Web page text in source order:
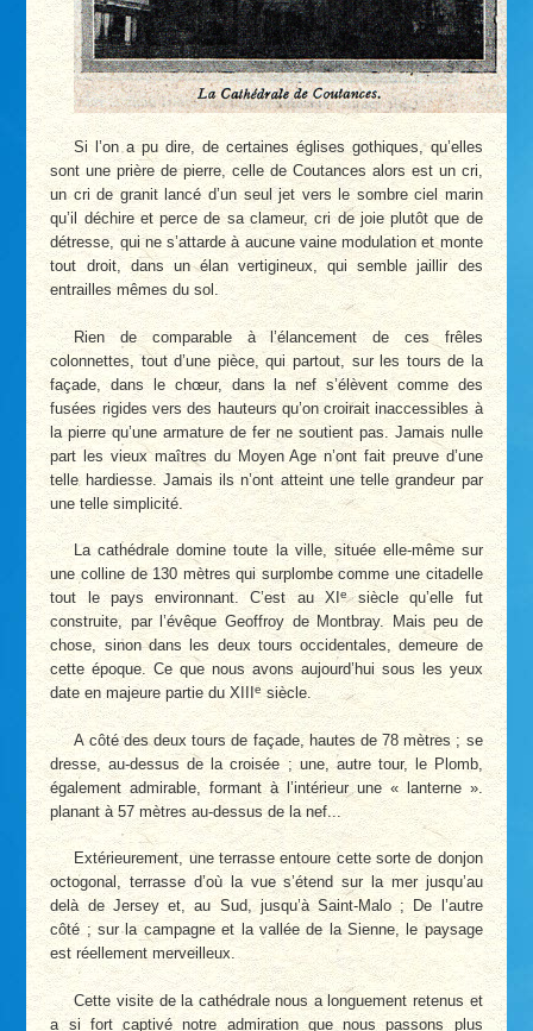
Si l’on a pu dire, de certaines églises gothiques, qu’elles
sont une prière de pierre, celle de Coutances alors est un cri,
un cri de granit lancé d’un seul jet vers le sombre ciel marin
qu’il déchire et perce de sa clameur, cri de joie plutôt que de
détresse, qui ne s’attarde à aucune vaine modulation et monte
tout droit, dans un élan vertigineux, qui semble jaillir des
entrailles mêmes du sol.
Rien de comparable à l’élancement de ces frêles
colonnettes, tout d’une pièce, qui partout, sur les tours de la
façade, dans le chœur, dans la nef s’élèvent comme des
fusées rigides vers des hauteurs qu’on croirait inaccessibles à
la pierre qu’une armature de fer ne soutient pas. Jamais nulle
part les vieux maîtres du Moyen Age n’ont fait preuve d’une
telle hardiesse. Jamais ils n’ont atteint une telle grandeur par
une telle simplicité.
La cathédrale domine toute la ville, située elle-même sur
une colline de 130 mètres qui surplombe comme une citadelle
tout le pays environnant. C’est au XI esiècle qu’elle fut
construite, par l’évêque Geoffroy de Montbray. Mais peu de
chose, sinon dans les deux tours occidentales, demeure de
cette époque. Ce que nous avons aujourd’hui sous les yeux
date en majeure partie du XIIIe siècle.
A côté des deux tours de façade, hautes de 78 mètres ; se
dresse, au-dessus de la croisée ; une, autre tour, le Plomb,
également admirable, formant à l’intérieur une « lanterne ».
planant à 57 mètres au-dessus de la nef...
Extérieurement, une terrasse entoure cette sorte de donjon
octogonal, terrasse d’où la vue s’étend sur la mer jusqu’au
delà de Jersey et, au Sud, jusqu’à Saint-Malo ; De l’autre
côté ; sur la campagne et la vallée de la Sienne, le paysage
est réellement merveilleux.
Cette visite de la cathédrale nous a longuement retenus et
a si fort captivé notre admiration que nous passons plus